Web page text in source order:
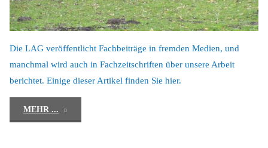
Die LAG veröffentlicht Fachbeiträge in fremden Medien, und
manchmal wird auch in Fachzeitschriften über unsere Arbeit
berichtet. Einige dieser Artikel finden Sie hier.
MEHR ...